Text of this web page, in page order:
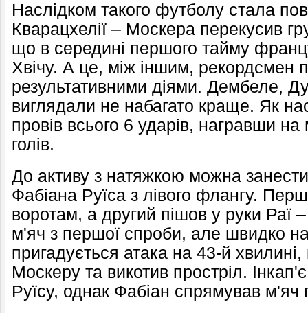
Наслідком такого футболу стала
Кварацхелії – Москера перекусив
що в середині першого тайму
Хвічу. А це, між іншим,
результативними діями. Дембеле,
виглядали не набагато краще. Як
провів всього 6 ударів, награвши на
голів.
До активу з натяжкою можна
Фабіана Руїса з лівого флангу.
воротам, а другий пішов у руки Раї –
м'яч з першої спроби, але швидко
пригадується атака на 43-й
Москеру та викотив простріл.
Руїсу, однак Фабіан спрямував м'яч